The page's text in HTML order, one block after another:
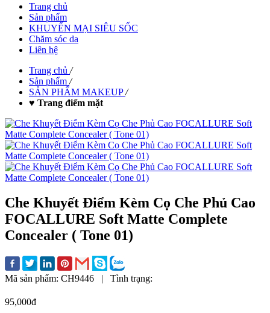
Trang chủ
Sản phẩm
KHUYẾN MẠI SIÊU SỐC
Chăm sóc da
Liên hệ
Trang chủ /
Sản phẩm /
SẢN PHẨM MAKEUP /
♥ Trang điểm mặt
Che Khuyết Điểm Kèm Cọ Che Phủ Cao
FOCALLURE Soft Matte Complete
Concealer ( Tone 01)
Mã sản phẩm: CH9446 | Tình trạng:
95,000đ